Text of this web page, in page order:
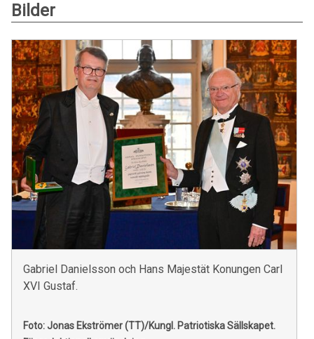
Bilder
Gabriel Danielsson och Hans Majestät Konungen Carl
XVI Gustaf.
Foto: Jonas Ekströmer (TT)/Kungl. Patriotiska Sällskapet.